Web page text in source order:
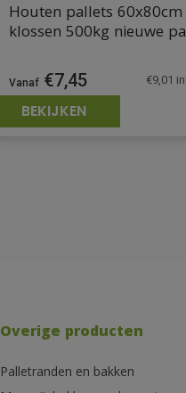
Houten pallets 60x80cm
klossen 500kg nieuwe
€7,45 €9,01
BEKIJKEN
Overige producten
Palletranden en bakken